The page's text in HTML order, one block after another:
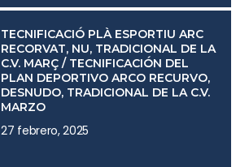
TECNIFICACIÓ PLÀ ESPORTIU ARC
RECORVAT, NU, TRADICIONAL DE LA
C.V. MARÇ / TECNIFICACIÓN DEL
PLAN DEPORTIVO ARCO RECURVO,
DESNUDO, TRADICIONAL DE LA C.V.
MARZO
27 febrero, 2025